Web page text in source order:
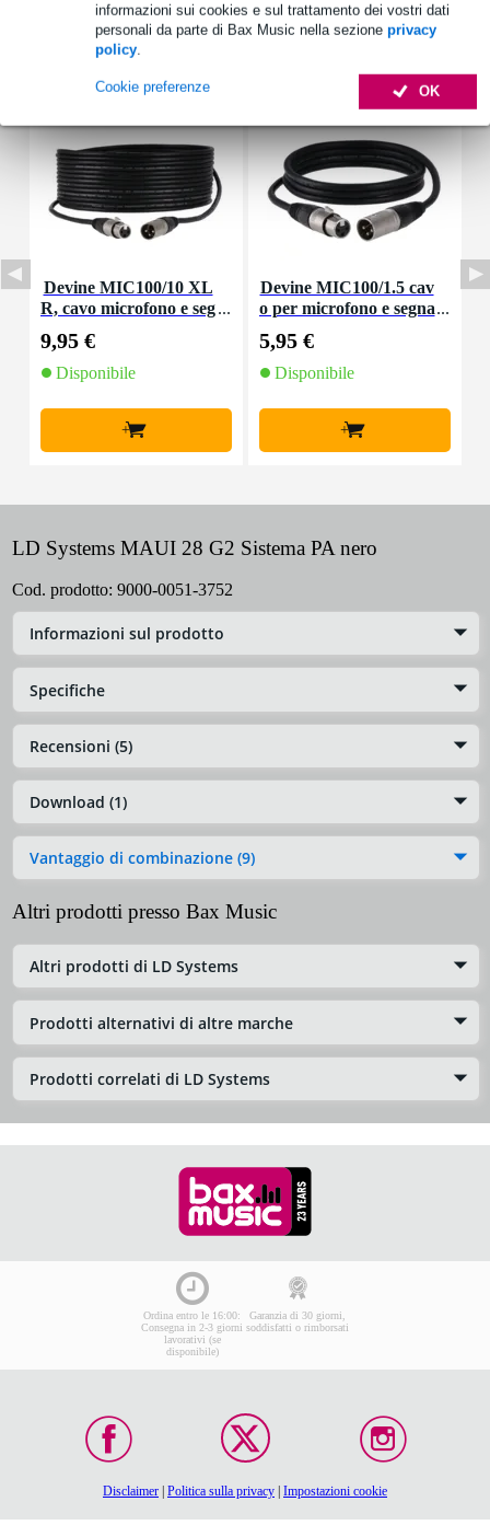
informazioni sui cookies e sul trattamento dei vostri dati
personali da parte di Bax Music nella sezione privacy
policy.
OK
Cookie preferenze
Accessori (15)
Devine MIC100/10 XL
R, cavo microfono e seg
9,95 €
Disponibile
+
Devine MIC100/1.5 cav
o per microfono e segna
5,95 €
Disponibile
+
LD Systems MAUI 28 G2 Sistema PA nero
Cod. prodotto: 9000-0051-3752
Informazioni sul prodotto
Specifiche
Recensioni (5)
Download (1)
Vantaggio di combinazione (9)
Altri prodotti presso Bax Music
Altri prodotti di LD Systems
Prodotti alternativi di altre marche
Prodotti correlati di LD Systems
Ordina entro le 16:00:
Consegna in 2-3 giorni
lavorativi (se
disponibile)
Garanzia di 30 giorni,
soddisfatti o rimborsati
Disclaimer | Politica sulla privacy | Impostazioni cookie